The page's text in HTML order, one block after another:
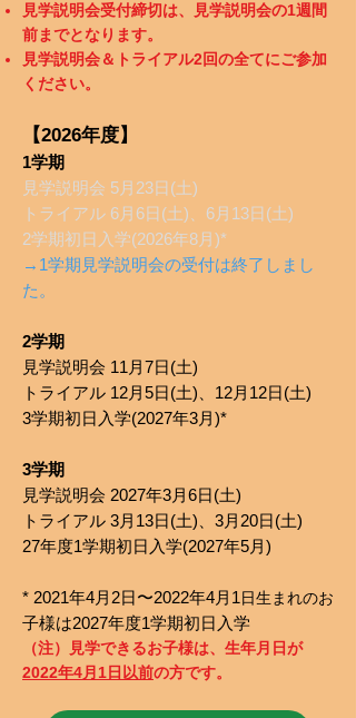
見学説明会受付締切は、見学説明会の1週間
前までとなります。
見学説明会＆トライアル2回の全てにご参加
ください。
【2026年度】
1学期
見学説明会 5月23日(土)
トライアル 6月6日(土)、6月13日(土)
2学期初日入学(2026年8月)*​​
→1学期見学説明会の受付は終了しまし
た。
2学期
見学説明会 11月7日(土)
トライアル 12月5日(土)、12月12日(土)
3学期初日入学(2027年3月)*
3学期
見学説明会 2027年3月6日(土)
トライアル 3月13日(土)、3月20日(土)
27年度1学期初日入学(2027年5月)
* 2021年4月2日〜2022年4月1日生まれのお
子様は2027年度1学期初日入学
（注）見学できるお子様は、生年月日が
2022年4月1日以前の方です。